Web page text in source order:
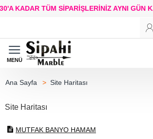
KADAR TÜM SİPARİŞLERİNİZAYNI GÜN
Site Haritası
Site Haritası
MUTFAK BANYO HAMAM